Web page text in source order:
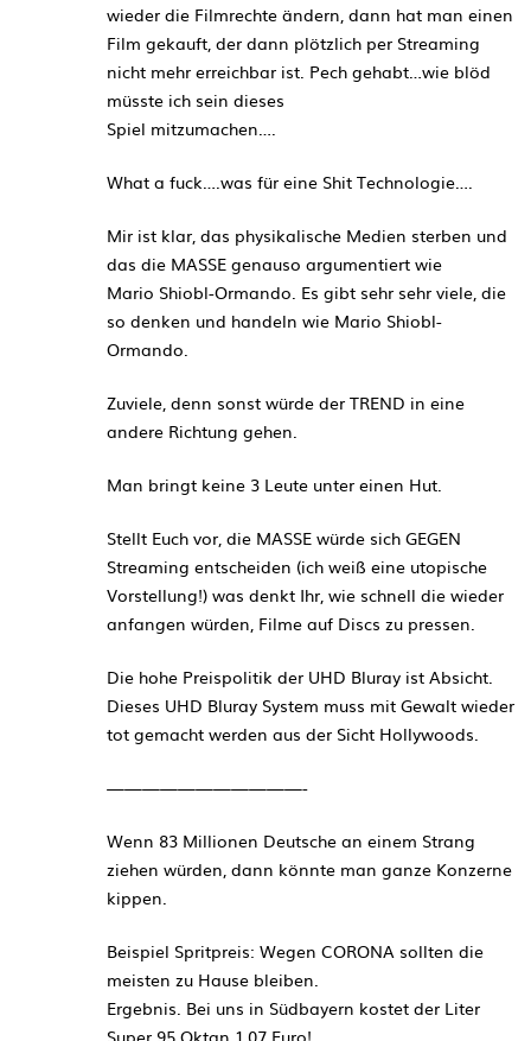
wieder die Filmrechte ändern, dann hat man einen
Film gekauft, der dann plötzlich per Streaming
nicht mehr erreichbar ist. Pech gehabt…wie blöd
müsste ich sein dieses
Spiel mitzumachen….
What a fuck….was für eine Shit Technologie….
Mir ist klar, das physikalische Medien sterben und
das die MASSE genauso argumentiert wie
Mario Shiobl-Ormando. Es gibt sehr sehr viele, die
so denken und handeln wie Mario Shiobl-
Ormando.
Zuviele, denn sonst würde der TREND in eine
andere Richtung gehen.
Man bringt keine 3 Leute unter einen Hut.
Stellt Euch vor, die MASSE würde sich GEGEN
Streaming entscheiden (ich weiß eine utopische
Vorstellung!) was denkt Ihr, wie schnell die wieder
anfangen würden, Filme auf Discs zu pressen.
Die hohe Preispolitik der UHD Bluray ist Absicht.
Dieses UHD Bluray System muss mit Gewalt wieder
tot gemacht werden aus der Sicht Hollywoods.
———————————-
Wenn 83 Millionen Deutsche an einem Strang
ziehen würden, dann könnte man ganze Konzerne
kippen.
Beispiel Spritpreis: Wegen CORONA sollten die
meisten zu Hause bleiben.
Ergebnis. Bei uns in Südbayern kostet der Liter
Super 95 Oktan 1,07 Euro!